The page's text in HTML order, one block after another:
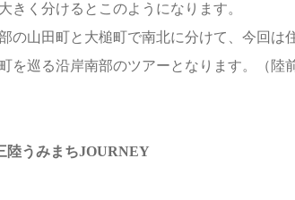
きく分けるとこのようになります。
の山田町と大槌町で南北に分けて、今回は
を巡る沿岸南部のツアーとなります。（陸
陸うみまちJOURNEY